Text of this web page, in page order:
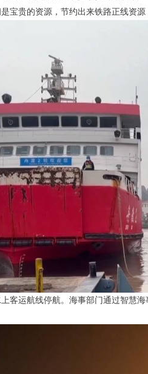
宝贵的资源，节约出来铁路正线资源
客运航线停航。海事部门通过智慧